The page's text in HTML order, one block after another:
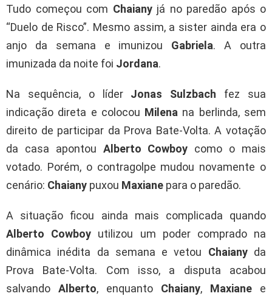
Tudo começou com Chaianyjá no paredão após o
“Duelo de Risco”. Mesmo assim, a sister ainda era o
anjo da semana e imunizou Gabriela. A outra
imunizada da noite foi Jordana.
Na sequência, o líder Jonas Sulzbach fez sua
indicação direta e colocou Milena na berlinda, sem
direito de participar da Prova Bate-Volta. A votação
da casa apontou Alberto Cowboy como o mais
votado. Porém, o contragolpe mudou novamente o
cenário: Chaiany puxou Maxiane para o paredão.
A situação ficou ainda mais complicada quando
Alberto Cowboy utilizou um poder comprado na
dinâmica inédita da semana e vetou Chaianyda
Prova Bate-Volta. Com isso, a disputa acabou
salvando Alberto, enquanto Chaiany, Maxiane e